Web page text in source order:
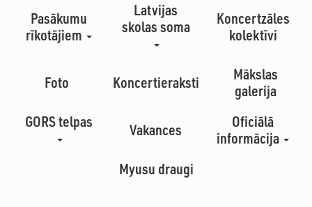
Pasākumu
rīkotājiem
Latvijas
skolas soma
Koncertzāles
kolektīvi
Foto Koncertieraksti
Mākslas
galerija
GORS telpas
Vakances
Oficiālā
informācija
Myusu draugi